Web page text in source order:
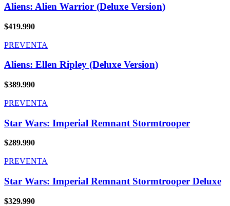
Aliens: Alien Warrior (Deluxe Version)
$419.990
PREVENTA
Aliens: Ellen Ripley (Deluxe Version)
$389.990
PREVENTA
Star Wars: Imperial Remnant Stormtrooper
$289.990
PREVENTA
Star Wars: Imperial Remnant Stormtrooper Deluxe
$329.990